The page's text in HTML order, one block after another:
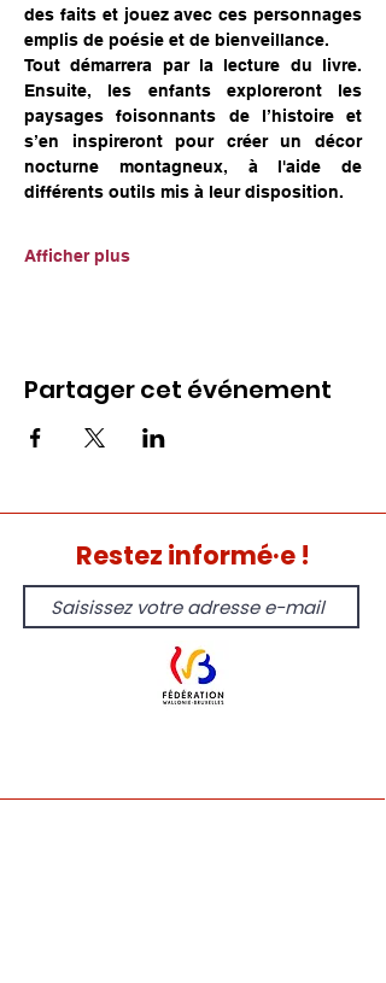
des faits et jouez avec ces personnages
emplis de poésie et de bienveillance.
Tout démarrera par la lecture du livre.
Ensuite, les enfants exploreront les
paysages foisonnants de l’histoire et
s’en inspireront pour créer un décor
nocturne montagneux, à l'aide de
différents outils mis à leur disposition.
Afficher plus
Partager cet événement
Restez informé·e !